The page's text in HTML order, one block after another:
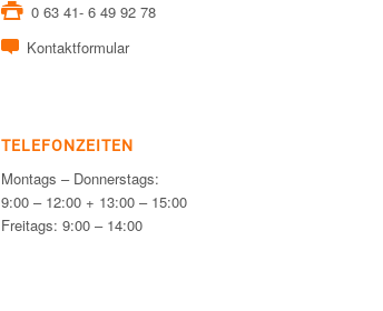
0 63 41- 6 49 92 78
Kontaktformular
TELEFONZEITEN
Montags – Donnerstags:
9:00 – 12:00 + 13:00 – 15:00
Freitags: 9:00 – 14:00